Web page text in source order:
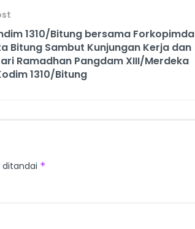
1310/Bitung bersama Forkopimda
Bitung Sambut Kunjungan Kerja dan
Ramadhan Pangdam XIII/Merdeka
1310/Bitung
ditandai *